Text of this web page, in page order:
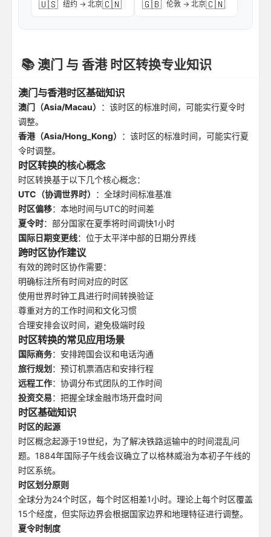
🇺🇸 纽约 → 北京🇨🇳 🇬🇧 伦敦 → 北京🇨🇳
📚 澳门 与 香港 时区转换专业知识
澳门与香港时区基础知识
澳门（Asia/Macau）
：该时区的标准时间，可能实行夏令时
调整。
香港（Asia/Hong_Kong）
：该时区的标准时间，可能实行夏
令时调整。
时区转换的核心概念
时区转换基于以下几个核心概念：
UTC（协调世界时）
：全球时间标准基准
时区偏移：本地时间与UTC的时间差
夏令时：部分国家在夏季将时间调快1小时
国际日期变更线：位于太平洋中部的日期分界线
跨时区协作建议
有效的跨时区协作需要：
明确标注所有时间对应的时区
使用世界时钟工具进行时间转换验证
尊重对方的工作时间和文化习惯
合理安排会议时间，避免极端时段
时区转换的常见应用场景
国际商务：安排跨国会议和电话沟通
旅行规划 ：预订机票酒店和安排行程
远程工作：协调分布式团队的工作时间
投资交易：把握全球金融市场开盘时间
时区基础知识
时区的起源
时区概念起源于19世纪，为了解决铁路运输中的时间混乱问
题。1884年国际子午线会议确立了以格林威治为本初子午线的
时区系统。
时区划分原则
全球分为24个时区，每个时区相差1小时。理论上每个时区覆盖
15个经度，但实际边界会根据国家边界和地理特征进行调整。
夏令时制度